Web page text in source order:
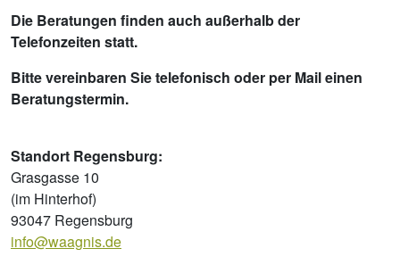
Die Beratungen finden auch außerhalb der
Telefonzeiten statt.
Bitte vereinbaren Sie telefonisch oder per Mail einen
Beratungstermin.
Standort Regensburg:
Grasgasse 10
(im Hinterhof)
93047 Regensburg
info@waagnis.de